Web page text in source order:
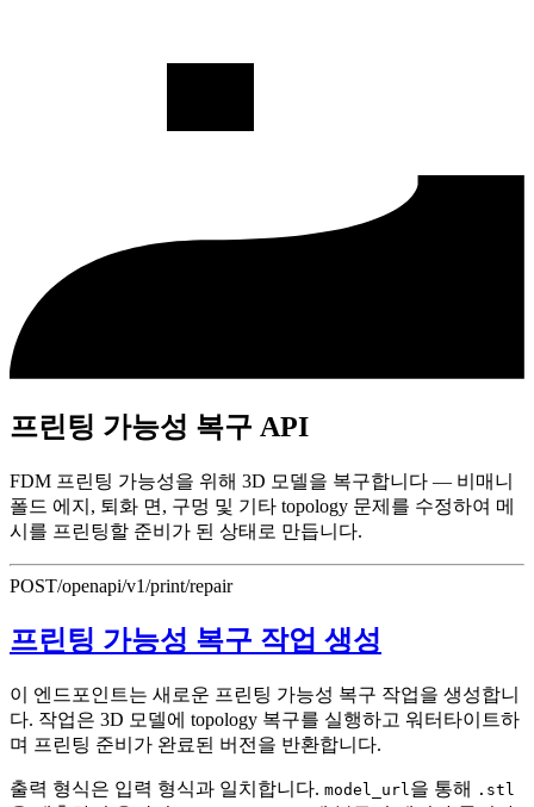
프린팅 가능성 복구 API
FDM 프린팅 가능성을 위해 3D 모델을 복구합니다 — 비매니
폴드 에지, 퇴화 면, 구멍 및 기타 topology 문제를 수정하여 메
시를 프린팅할 준비가 된 상태로 만듭니다.
POST/openapi/v1/print/repair
프린팅 가능성 복구 작업 생성
이 엔드포인트는 새로운 프린팅 가능성 복구 작업을 생성합니
다. 작업은 3D 모델에 topology 복구를 실행하고 워터타이트하
며 프린팅 준비가 완료된 버전을 반환합니다.
출력 형식은 입력 형식과 일치합니다. model_url 을 통해 .stl